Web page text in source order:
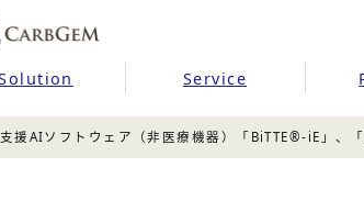
Service
援AIソフトウェア（非医療機器）「BiTTE®-iE」、